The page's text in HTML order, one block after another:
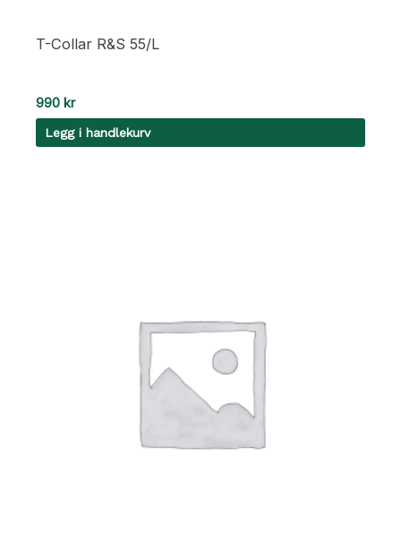
T-Collar R&S 55/L
990 kr
Legg i handlekurv